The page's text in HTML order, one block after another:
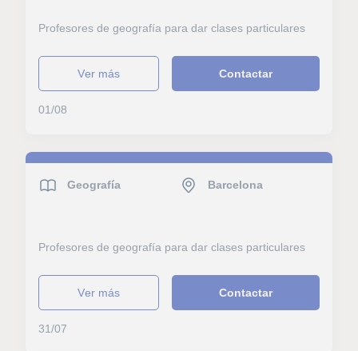
Profesores de geografía para dar clases particulares
ver más Contactar
01/08
Geografía Barcelona
Profesores de geografía para dar clases particulares
ver más Contactar
31/07